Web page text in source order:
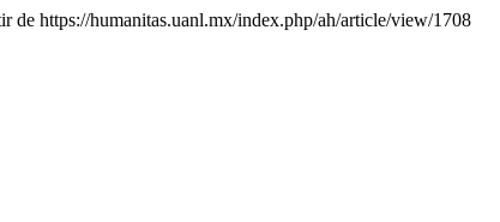
de https://humanitas.uanl.mx/index.php/ah/article/view/1708